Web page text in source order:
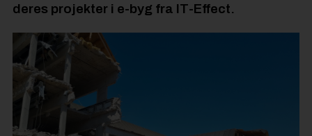
deres projekter i e-byg fra IT-Effect.